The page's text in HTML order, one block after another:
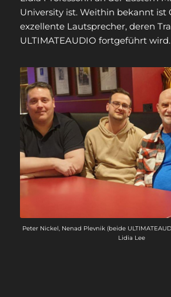
University ist. Weithin bekannt ist
exzellente Lautsprecher, deren
ULTIMATEAUDIO fortgeführt wird.
Peter Nickel, Nenad Plevnik (beide
Lidia Lee